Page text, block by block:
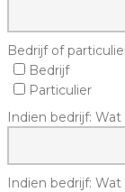
Bedrijf of
Bedrijf
Particulier
Indien bedrijf:
Indien bedrijf: